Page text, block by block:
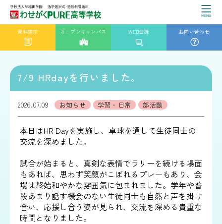
資料請求 オープンキャンパス WEB登録 お問い合わせ
7/9 HRdayを行いました。
2026.07.09 お知らせ 学習・日常 部活動
本日はHR Dayを実施し、卓球を通して生徒同士の
交流を深めました。
試合が始まると、真剣な表情でラリーを続ける場面
もあれば、思わず笑顔がこぼれるプレーもあり、会
場は終始和やかな雰囲気に包まれました。学年や普
段あまり話す機会のない生徒同士も自然と声を掛け
合い、応援し合う姿が見られ、交流を深める貴重な
時間となりました。